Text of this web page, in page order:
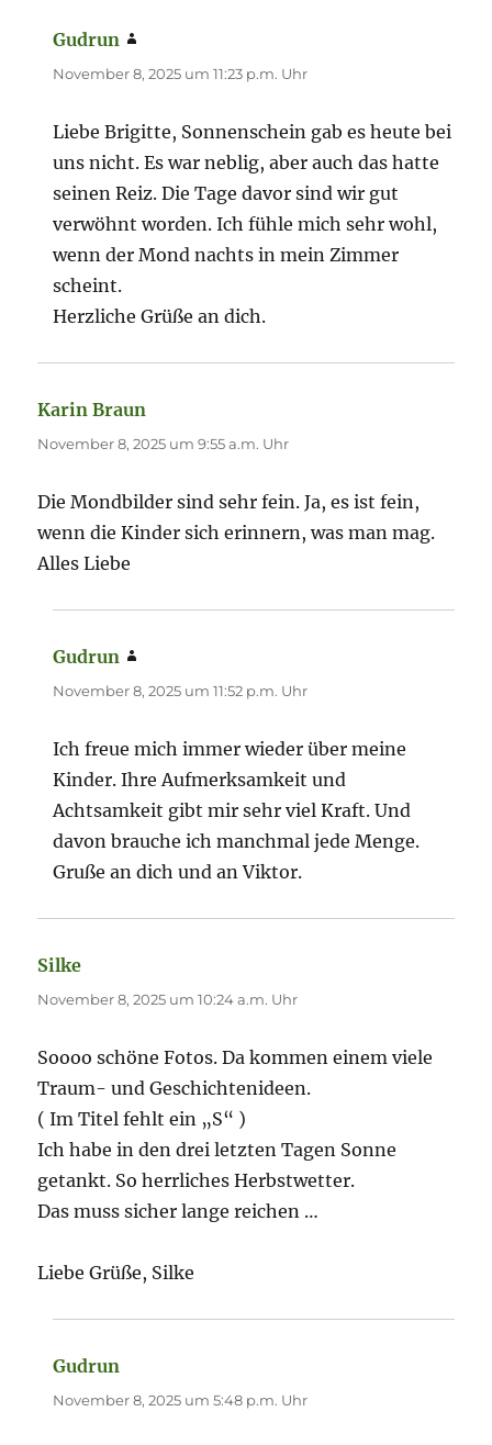
Gudrun
November 8, 2025 um 11:23 p.m. Uhr
Liebe Brigitte, Sonnenschein gab es heute bei
uns nicht. Es war neblig, aber auch das hatte
seinen Reiz. Die Tage davor sind wir gut
verwöhnt worden. Ich fühle mich sehr wohl,
wenn der Mond nachts in mein Zimmer
scheint.
Herzliche Grüße an dich.
Karin Braun
November 8, 2025 um 9:55 a.m. Uhr
Die Mondbilder sind sehr fein. Ja, es ist fein,
wenn die Kinder sich erinnern, was man mag.
Alles Liebe
Gudrun
November 8, 2025 um 11:52 p.m. Uhr
Ich freue mich immer wieder über meine
Kinder. Ihre Aufmerksamkeit und
Achtsamkeit gibt mir sehr viel Kraft. Und
davon brauche ich manchmal jede Menge.
Gruße an dich und an Viktor.
Silke
November 8, 2025 um 10:24 a.m. Uhr
Soooo schöne Fotos. Da kommen einem viele
Traum- und Geschichtenideen.
( Im Titel fehlt ein „S“ )
Ich habe in den drei letzten Tagen Sonne
getankt. So herrliches Herbstwetter.
Das muss sicher lange reichen …
Liebe Grüße, Silke
Gudrun
November 8, 2025 um 5:48 p.m. Uhr